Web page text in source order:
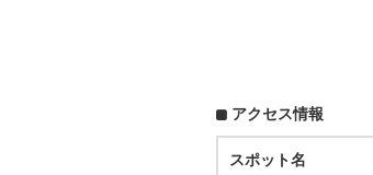
アクセス情報
スポット名